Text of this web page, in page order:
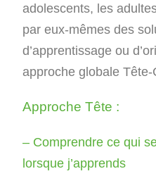
adolescents, les
par eux-mêmes des
d’apprentissage ou
approche globale
Approche Tête :
– Comprendre ce qui
lorsque j’apprends